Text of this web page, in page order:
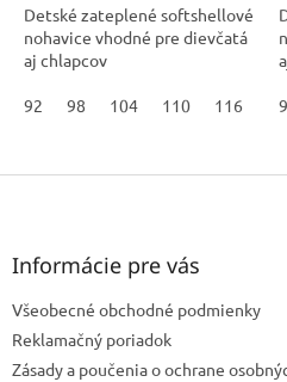
Detské zateplené softshellové
nohavice vhodné pre dievčatá
aj chlapcov
92 98 104 110 116
Z
Informácie pre vás
Všeobecné obchodné podmienky
Reklamačný poriadok
Zásady a poučenia o ochrane